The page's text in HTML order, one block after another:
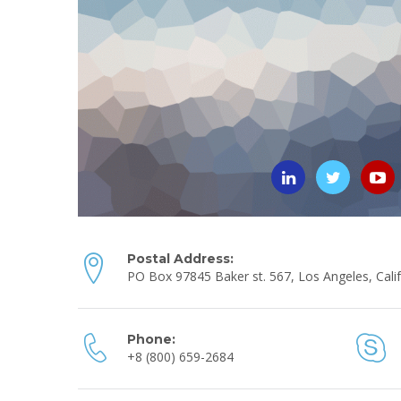
Postal Address:
PO Box 97845 Baker st. 567, Los Angeles,
Phone:
+8 (800) 659-2684